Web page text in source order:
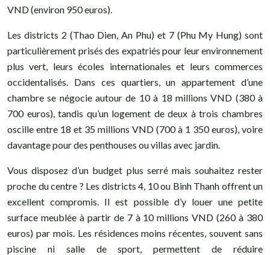
VND (environ 950 euros).
Les districts 2 (Thao Dien, An Phu) et 7 (Phu My Hung) sont
particulièrement prisés des expatriés pour leur environnement
plus vert, leurs écoles internationales et leurs commerces
occidentalisés. Dans ces quartiers, un appartement d’une
chambre se négocie autour de 10 à 18 millions VND (380 à
700 euros), tandis qu’un logement de deux à trois chambres
oscille entre 18 et 35 millions VND (700 à 1 350 euros), voire
davantage pour des penthouses ou villas avec jardin.
Vous disposez d’un budget plus serré mais souhaitez rester
proche du centre ? Les districts 4, 10 ou Binh Thanh offrent un
excellent compromis. Il est possible d’y louer une petite
surface meublée à partir de 7 à 10 millions VND (260 à 380
euros) par mois. Les résidences moins récentes, souvent sans
piscine ni salle de sport, permettent de réduire